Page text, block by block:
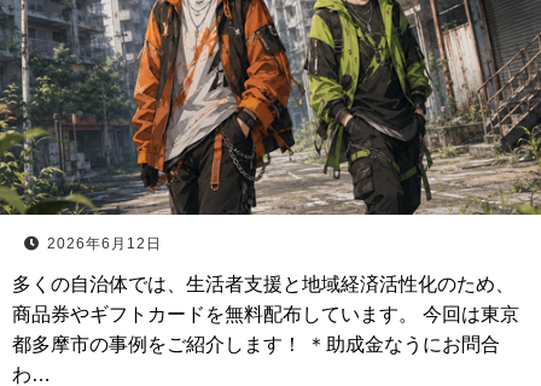
2026年6月12日
多くの自治体では、生活者支援と地域経済活性化のため、
商品券やギフトカードを無料配布しています。 今回は東京
都多摩市の事例をご紹介します！ ＊助成金なうにお問合
わ…